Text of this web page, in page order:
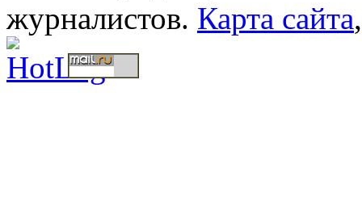
журналистов. Карта сайта